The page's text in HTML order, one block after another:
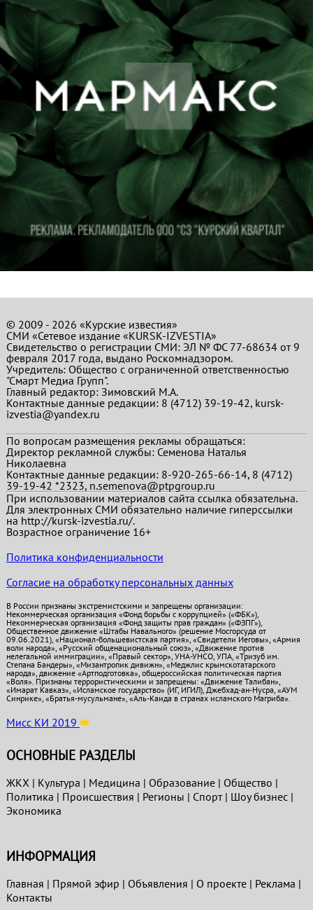
© 2009 - 2026 «Курские известия»
СМИ «Сетевое издание «KURSK-IZVESTIA»
Свидетельство о регистрации СМИ: ЭЛ № ФС 77-68634 от 9
февраля 2017 года, выдано Роскомнадзором.
Учредитель: Общество с ограниченной ответственностью
"Смарт Медиа Групп".
Главный редактор:Зимовский М.А.
Контактные данные редакции: 8 (4712) 39-19-42, kursk-
izvestia@yandex.ru
По вопросам размещения рекламы обращаться:
Директор рекламной службы: Семенова Наталья
Николаевна
Контактные данные редакции: 8-920-265-66-14, 8 (4712)
39-19-42 *2323, n.semenova@ptpgroup.ru
При использовании материалов сайта ссылка обязательна.
Для электронных СМИ обязательно наличие гиперссылки
на http://kursk-izvestia.ru/.
Возрастное ограничение 16+
Политика конфиденциальности
Согласие на обработку персональных данных
В России признаны экстремистскими и запрещены организации:
Некоммерческая организация «Фонд борьбы с коррупцией» («ФБК»),
Некоммерческая организация «Фонд защиты прав граждан» («ФЗПГ»),
Общественное движение «Штабы Навального» (решение Мосгорсуда от
09.06.2021), «Национал-большевистская партия», «Свидетели Иеговы», «Армия
воли народа», «Русский общенациональный союз», «Движение против
нелегальной иммиграции», «Правый сектор», УНА-УНСО, УПА, «Тризуб им.
Степана Бандеры», «Мизантропик дивижн», «Меджлис крымскотатарского
народа», движение «Артподготовка», общероссийская политическая партия
«Воля». Признаны террористическими и запрещены: «Движение Талибан»,
«Имарат Кавказ», «Исламское государство» (ИГ, ИГИЛ), Джебхад-ан-Нусра, «АУМ
Синрике», «Братья-мусульмане», «Аль-Каида в странах исламского Магриба».
Мисс КИ 2019
ОСНОВНЫЕ РАЗДЕЛЫ
ЖКХ| Культура | Медицина | Образование| Общество |
Политика | Проиcшествия | Регионы | Спорт| Шоу бизнес|
Экономика
ИНФОРМАЦИЯ
Главная | Прямой эфир | Объявления | О проекте| Реклама |
Контакты